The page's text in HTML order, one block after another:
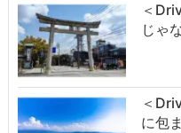
＜
じゃ
＜
に包